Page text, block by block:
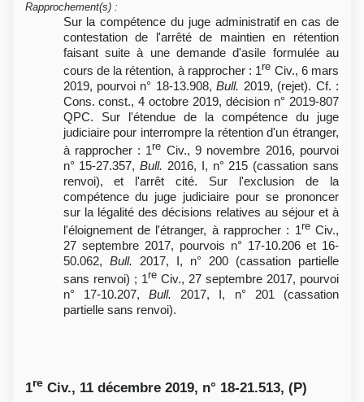
Rapprochement(s) :
Sur la compétence du juge administratif en cas de
contestation de l'arrêté de maintien en rétention
faisant suite à une demande d'asile formulée au
cours de la rétention, à rapprocher : 1re Civ., 6 mars
2019, pourvoi n° 18-13.908,Bull. 2019, (rejet). Cf. :
Cons. const., 4 octobre 2019, décision n° 2019-807
QPC. Sur l'étendue de la compétence du juge
judiciaire pour interrompre la rétention d'un étranger,
à rapprocher : 1re Civ., 9 novembre 2016, pourvoi
n° 15-27.357,Bull. 2016, I, n° 215 (cassation sans
renvoi), et l'arrêt cité. Sur l'exclusion de la
compétence du juge judiciaire pour se prononcer
sur la légalité des décisions relatives au séjour et à
l'éloignement de l'étranger, à rapprocher : 1reCiv.,
27 septembre 2017, pourvois n° 17-10.206 et 16-
50.062, Bull. 2017, I, n° 200 (cassation partielle
sans renvoi) ; 1reCiv., 27 septembre 2017, pourvoi
n° 17-10.207, Bull. 2017, I, n° 201 (cassation
partielle sans renvoi).
1re Civ., 11 décembre 2019, n° 18-21.513, (P)